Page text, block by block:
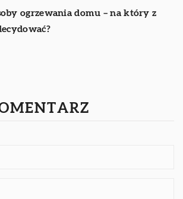
ogrzewania domu – na który z